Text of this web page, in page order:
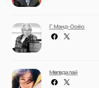
Г. Мэнд-Ооёо
Мөнгөндалай